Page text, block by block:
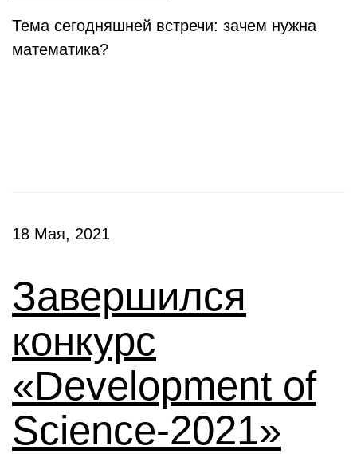
Тема сегодняшней встречи: зачем нужна
математика?
18 Мая, 2021
Завершился
конкурс
«Development of
Science-2021»